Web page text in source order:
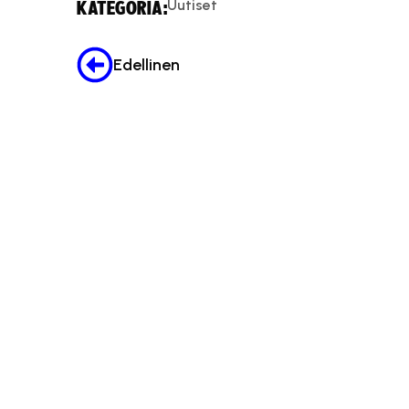
KATEGORIA:Uutiset
Edellinen